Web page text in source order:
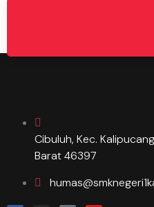
Cibuluh, Kec.
Barat 46397